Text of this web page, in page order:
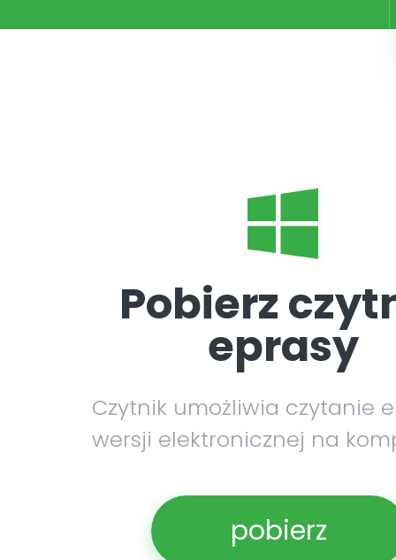
Pobierz
eprasy
Czytnik umożliwia czytanie
wersji elektronicznej na
pobierz